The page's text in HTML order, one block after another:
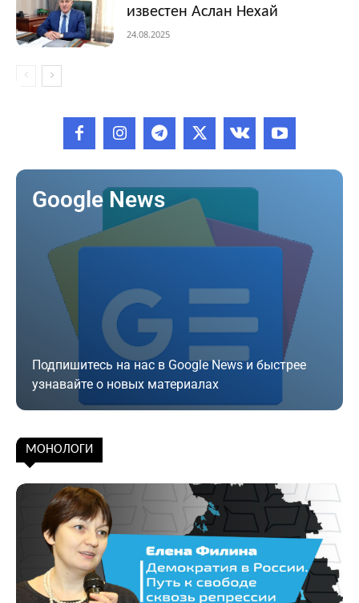
известен Аслан Нехай
24.08.2025
Google News
Подпишитесь на нас в Google News и быстрее
узнавайте о новых материалах
Подписаться
МОНОЛОГИ